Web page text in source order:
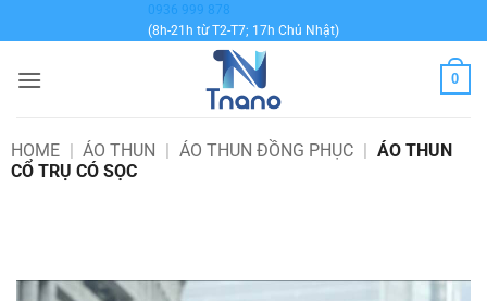
qua
dung
0936 999 878
(8h-21h từ T2-T7; 17h Chủ Nhật)
0
HOME | ÁO THUN | ÁO THUN ĐỒNG PHỤC | ÁO THUN
CỔ TRỤ CÓ SỌC